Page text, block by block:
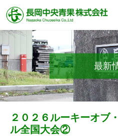
最新
２０２６ルーキーオブ
ル全国大会②